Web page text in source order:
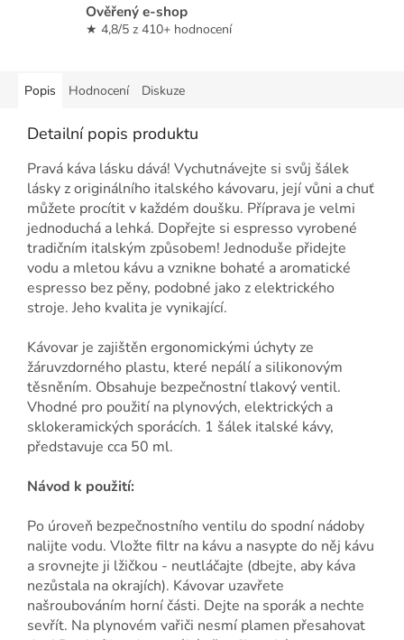
Ověřený e-shop
★ 4,8/5 z 410+ hodnocení
Popis Hodnocení Diskuze
Detailní popis produktu
Pravá káva lásku dává! Vychutnávejte si svůj šálek
lásky z originálního italského kávovaru, její vůni a chuť
můžete procítit v každém doušku. Příprava je velmi
jednoduchá a lehká. Dopřejte si espresso vyrobené
tradičním italským způsobem! Jednoduše přidejte
vodu a mletou kávu a vznikne bohaté a aromatické
espresso bez pěny, podobné jako z elektrického
stroje. Jeho kvalita je vynikající.
Kávovar je zajištěn ergonomickými úchyty ze
žáruvzdorného plastu, které nepálí a silikonovým
těsněním. Obsahuje bezpečnostní tlakový ventil.
Vhodné pro použití na plynových, elektrických a
sklokeramických sporácích. 1 šálek italské kávy,
představuje cca 50 ml.
Návod k použití:
Po úroveň bezpečnostního ventilu do spodní nádoby
nalijte vodu. Vložte filtr na kávu a nasypte do něj kávu
a srovnejte ji lžičkou - neutláčajte (dbejte, aby káva
nezůstala na okrajích). Kávovar uzavřete
našroubováním horní části. Dejte na sporák a nechte
sevřít. Na plynovém vařiči nesmí plamen přesahovat